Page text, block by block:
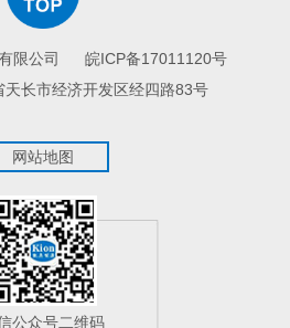
限公司
皖ICP备17011120号
长市经济开发区经四路83号
网站地图
公众号二维码